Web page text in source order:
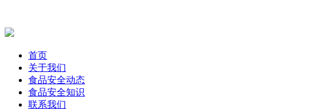
首页
关于我们
食品安全动态
食品安全知识
联系我们